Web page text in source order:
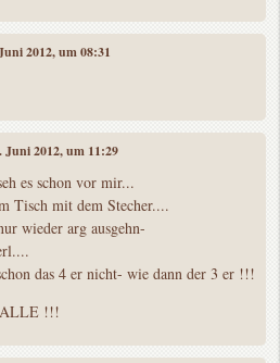
2012, um 08:31
Juni 2012, um 11:29
es schon vor mir...
Tisch mit dem Stecher....
wieder arg ausgehn-
das 4 er nicht- wie dann der 3 er !!!
!!!